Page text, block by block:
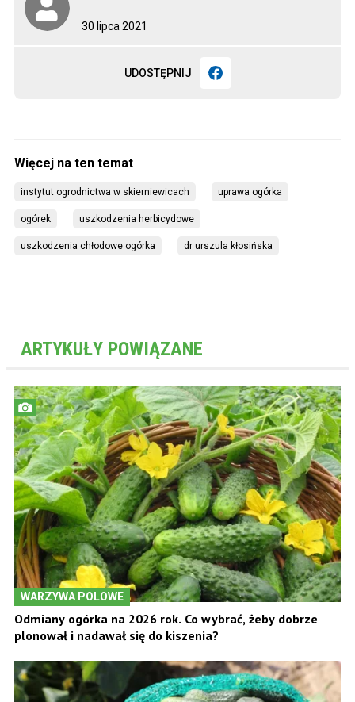
30 lipca 2021
UDOSTĘPNIJ
instytut ogrodnictwa w skierniewicach uprawa ogórka
ogórek uszkodzenia herbicydowe
uszkodzenia chłodowe ogórka dr urszula kłosińska
ARTYKUŁY POWIĄZANE
WARZYWA POLOWE
Odmiany ogórka na 2026 rok. Co wybrać, żeby dobrze
plonował i nadawał się do kiszenia?